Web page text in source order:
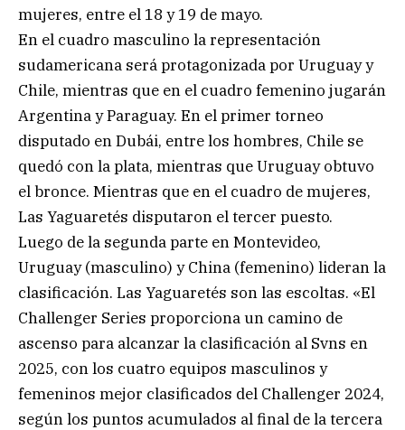
mujeres, entre el 18 y 19 de mayo.
En el cuadro masculino la representación
sudamericana será protagonizada por Uruguay y
Chile, mientras que en el cuadro femenino jugarán
Argentina y Paraguay. En el primer torneo
disputado en Dubái, entre los hombres, Chile se
quedó con la plata, mientras que Uruguay obtuvo
el bronce. Mientras que en el cuadro de mujeres,
Las Yaguaretés disputaron el tercer puesto.
Luego de la segunda parte en Montevideo,
Uruguay (masculino) y China (femenino) lideran la
clasificación. Las Yaguaretés son las escoltas. «El
Challenger Series proporciona un camino de
ascenso para alcanzar la clasificación al Svns en
2025, con los cuatro equipos masculinos y
femeninos mejor clasificados del Challenger 2024,
según los puntos acumulados al final de la tercera